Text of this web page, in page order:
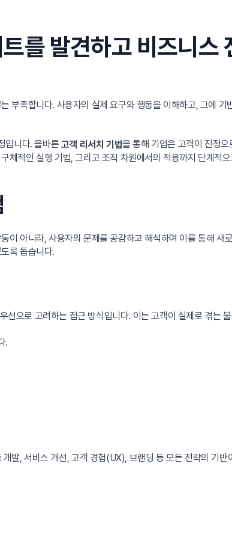
를 발견하고 비즈니스
부족합니다. 사용자의 실제 요구와 행동을 이해하고, 그에 기
입니다. 올바른 고객 리서치 기법을 통해 기업은 고객이 진정
적인 실행 기법, 그리고 조직 차원에서의 적용까지 단계적
이 아니라, 사용자의 문제를 공감하고 해석하며 이를 통해 새
록 돕습니다.
으로 고려하는 접근 방식입니다. 이는 고객이 실제로 겪는
.
발, 서비스 개선, 고객 경험(UX), 브랜딩 등 모든 전략의 기반